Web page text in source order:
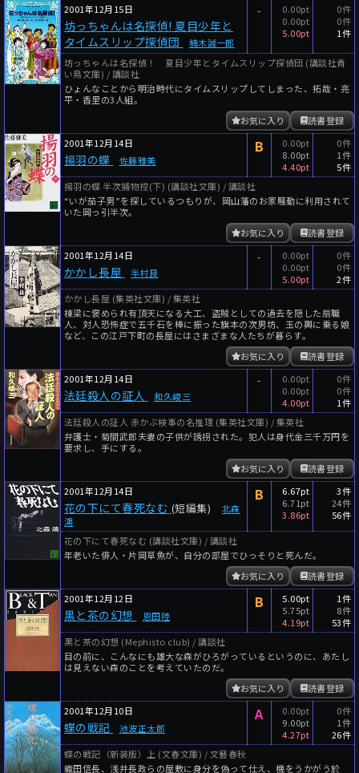
2001年12月15日
坊っちゃんは名探偵! 夏目少年と
タイムスリップ探偵団
楠木誠一郎
-
0.00pt
0.00pt
5.00pt
0件
0件
1件
坊っちゃんは名探偵！ 夏目少年とタイムスリップ探偵団 (講談社青
い鳥文庫) / 講談社
ひょんなことから明治時代にタイムスリップしてしまった、拓哉・亮
平・香里の3人組。
読書登録
お気に入り
2001年12月14日
揚羽の蝶 佐藤雅美
B
0.00pt
8.00pt
4.40pt
0件
1件
5件
揚羽の蝶 半次捕物控(下) (講談社文庫) / 講談社
“いが茄子男”を探しているつもりが、岡山藩のお家騒動に利用されて
いた岡っ引半次。
読書登録
お気に入り
2001年12月14日
かかし長屋 半村良
-
0.00pt
0.00pt
5.00pt
0件
0件
2件
かかし長屋 (集英社文庫) / 集英社
棟梁に褒められ有頂天になる大工、盗賊としての過去を隠した扇職
人、対人恐怖症で五千石を棒に振った旗本の次男坊、玉の輿に乗る娘
など、この江戸下町の長屋にはさまざまな人たちが暮らす。
読書登録
お気に入り
2001年12月14日
法廷殺人の証人 和久峻三
-
0.00pt
0.00pt
4.00pt
0件
0件
1件
法廷殺人の証人 赤かぶ検事の名推理 (集英社文庫) / 集英社
弁護士・菊間武郎夫妻の子供が誘拐された。犯人は身代金三千万円を
要求し、手にする。
読書登録
お気に入り
2001年12月14日
花の下にて春死なむ (短編集)
北森
鴻
B
6.67pt
6.71pt
3.86pt
3件
24件
56件
花の下にて春死なむ (講談社文庫) / 講談社
年老いた俳人・片岡草魚が、自分の部屋でひっそりと死んだ。
読書登録
お気に入り
2001年12月12日
黒と茶の幻想 恩田陸
B
5.00pt
5.75pt
4.19pt
1件
8件
53件
黒と茶の幻想 (Mephisto club) / 講談社
目の前に、こんなにも雄大な森がひろがっているというのに、あたし
は見えない森のことを考えていたのだ。
読書登録
お気に入り
2001年12月10日
蝶の戦記 池波正太郎
A
0.00pt
9.00pt
4.27pt
0件
1件
26件
蝶の戦記（新装版）上 (文春文庫) / 文藝春秋
織田信長、浅井長政らの屋敷に身分を偽って仕え、機をうかがう於